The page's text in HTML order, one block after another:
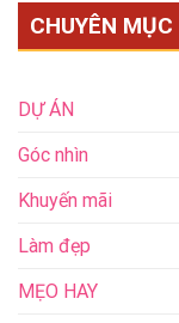
CHUYÊN MỤC
DỰ ÁN
Góc nhìn
Khuyến mãi
Làm đẹp
MẸO HAY